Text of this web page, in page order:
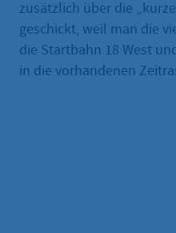
zusätzlich über die
geschickt, weil man die
die Startbahn 18 West
in die vorhandenen